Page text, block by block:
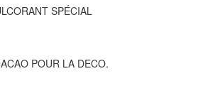
SPÉCIAL
POUR LA DECO.